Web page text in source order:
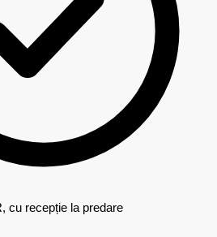
cu recepție la predare